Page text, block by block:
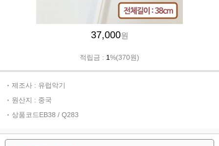
37,000원
적립금 : 1%(370원)
제조사 : 유럽악기
원산지 : 중국
상품코드EB38 / Q283